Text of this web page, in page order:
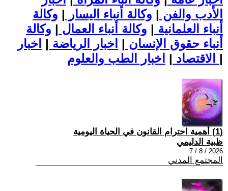
الأدب والفن | وكالة أنباء اليسار | وكالة
أنباء العلمانية | وكالة أنباء العمال | وكالة
أنباء حقوق الإنسان | اخبار الرياضة | اخبار
الاقتصاد | |
(1) أهمية احترام القانون في الحياة اليومية
ظبية الدليمي
2026 / 8 / 7
المجتمع المدني